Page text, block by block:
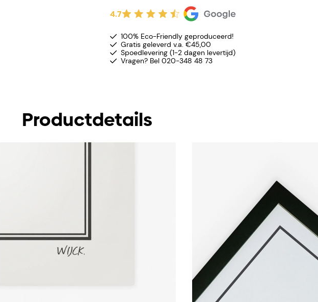
4.7
100% Eco-Friendly geproduceerd!
Gratis geleverd v.a. €45,00
Spoedlevering (1-2 dagen levertijd)
Vragen? Bel 020-348 48 73
Productdetails